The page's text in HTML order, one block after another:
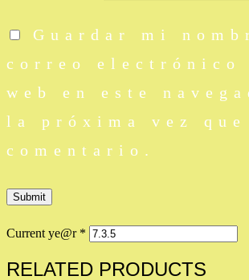
Guardar mi
correo
web en este
la próxima vez que
comentario.
Current ye@r *
RELATED PRODUCTS